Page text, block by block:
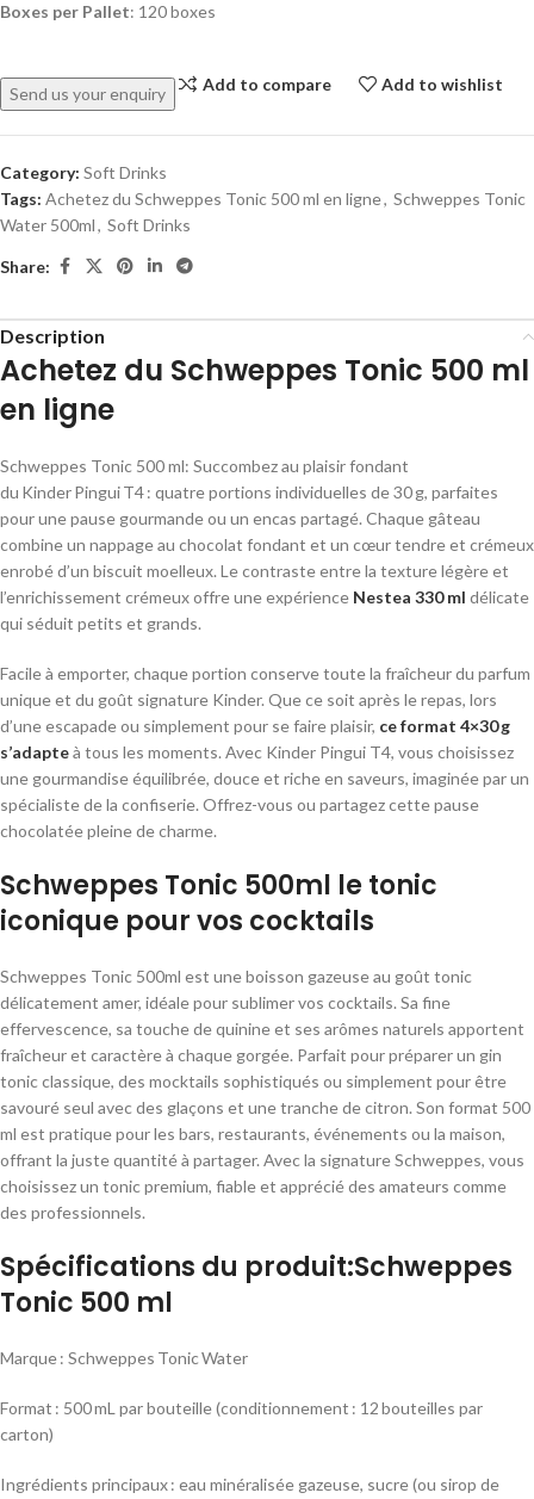
Boxes per Pallet: 120 boxes
Send us your enquiry
Add to compare Add to wishlist
Category: Soft Drinks
Tags: Achetez du Schweppes Tonic 500 ml en ligne, Schweppes Tonic
Water 500ml, Soft Drinks
Share:
Description
Achetez du Schweppes Tonic 500 ml
en ligne
Schweppes Tonic 500 ml: Succombez au plaisir fondant
du Kinder Pingui T4 : quatre portions individuelles de 30 g, parfaites
pour une pause gourmande ou un encas partagé. Chaque gâteau
combine un nappage au chocolat fondant et un cœur tendre et crémeux
enrobé d’un biscuit moelleux. Le contraste entre la texture légère et
l’enrichissement crémeux offre une expérience Nestea 330 ml délicate
qui séduit petits et grands.
Facile à emporter, chaque portion conserve toute la fraîcheur du parfum
unique et du goût signature Kinder. Que ce soit après le repas, lors
d’une escapade ou simplement pour se faire plaisir, ce format 4×30 g
s’adapteà tous les moments. Avec Kinder Pingui T4, vous choisissez
une gourmandise équilibrée, douce et riche en saveurs, imaginée par un
spécialiste de la confiserie. Offrez-vous ou partagez cette pause
chocolatée pleine de charme.
Schweppes Tonic 500ml le tonic
iconique pour vos cocktails
Schweppes Tonic 500ml est une boisson gazeuse au goût tonic
délicatement amer, idéale pour sublimer vos cocktails. Sa fine
effervescence, sa touche de quinine et ses arômes naturels apportent
fraîcheur et caractère à chaque gorgée. Parfait pour préparer un gin
tonic classique, des mocktails sophistiqués ou simplement pour être
savouré seul avec des glaçons et une tranche de citron. Son format 500
ml est pratique pour les bars, restaurants, événements ou la maison,
offrant la juste quantité à partager. Avec la signature Schweppes, vous
choisissez un tonic premium, fiable et apprécié des amateurs comme
des professionnels.
Spécifications du produit:Schweppes
Tonic 500 ml
Marque : Schweppes Tonic Water
Format : 500 mL par bouteille (conditionnement : 12 bouteilles par
carton)
Ingrédients principaux : eau minéralisée gazeuse, sucre (ou sirop de